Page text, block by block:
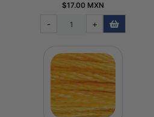
$17.00 MXN
- +